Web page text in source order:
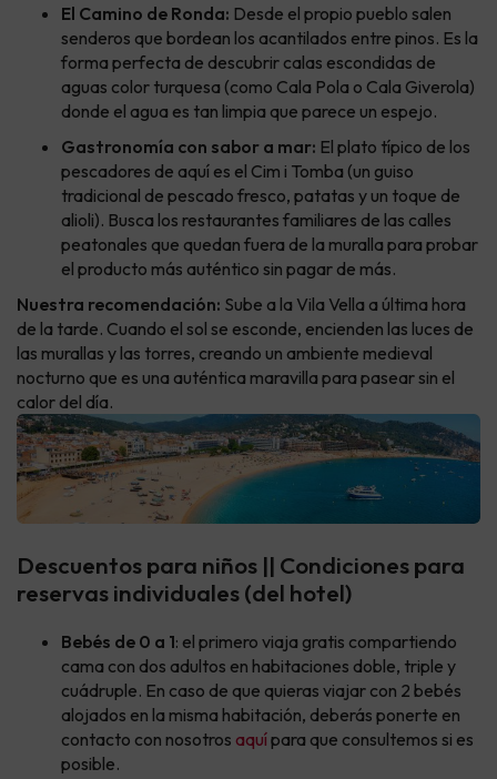
El Camino de Ronda: Desde el propio pueblo salen
senderos que bordean los acantilados entre pinos. Es la
forma perfecta de descubrir calas escondidas de
aguas color turquesa (como Cala Pola o Cala Giverola)
donde el agua es tan limpia que parece un espejo.
Gastronomía con sabor a mar: El plato típico de los
pescadores de aquí es el Cim i Tomba (un guiso
tradicional de pescado fresco, patatas y un toque de
alioli). Busca los restaurantes familiares de las calles
peatonales que quedan fuera de la muralla para probar
el producto más auténtico sin pagar de más.
Nuestra recomendación: Sube a la Vila Vella a última hora
de la tarde. Cuando el sol se esconde, encienden las luces de
las murallas y las torres, creando un ambiente medieval
nocturno que es una auténtica maravilla para pasear sin el
calor del día.
Descuentos para niños || Condiciones para
reservas individuales (del hotel)
Bebés de 0 a 1: el primero viaja gratis compartiendo
cama con dos adultos en habitaciones doble, triple y
cuádruple. En caso de que quieras viajar con 2 bebés
alojados en la misma habitación, deberás ponerte en
contacto con nosotros aquípara que consultemos si es
posible.